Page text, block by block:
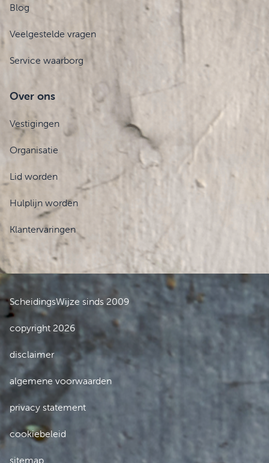
Blog
Veelgestelde vragen
Service waarborg
Over ons
Vestigingen
Organisatie
Lid worden
Hulplijn worden
Klantervaringen
ScheidingsWijze sinds 2009
copyright 2026
disclaimer
algemene voorwaarden
privacy statement
cookiebeleid
sitemap